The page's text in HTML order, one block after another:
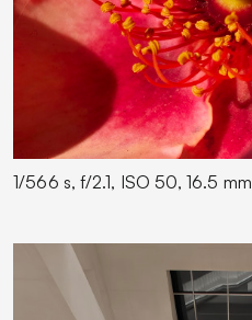
1/566 s, f/2.1, ISO 50, 16.5 mm